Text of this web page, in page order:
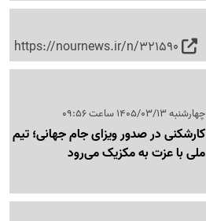
https://nournews.ir/n/321590
چهارشنبه 1405/03/13 ساعت 09:56
کارشکنی در صدور ویزای جام جهانی؛ تیم
ملی با عزت به مکزیک می‌رود